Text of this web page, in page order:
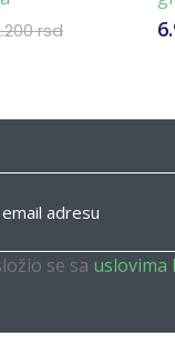
rsd
se sa uslovima